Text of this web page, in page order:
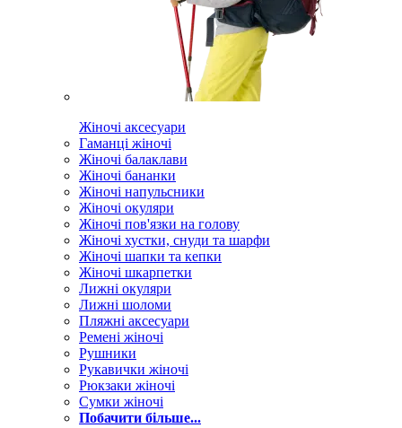
Жіночі аксесуари
Гаманці жіночі
Жіночі балаклави
Жіночі бананки
Жіночі напульсники
Жіночі окуляри
Жіночі пов'язки на голову
Жіночі хустки, снуди та шарфи
Жіночі шапки та кепки
Жіночі шкарпетки
Лижні окуляри
Лижні шоломи
Пляжні аксесуари
Ремені жіночі
Рушники
Рукавички жіночі
Рюкзаки жіночі
Сумки жіночі
Побачити більше...